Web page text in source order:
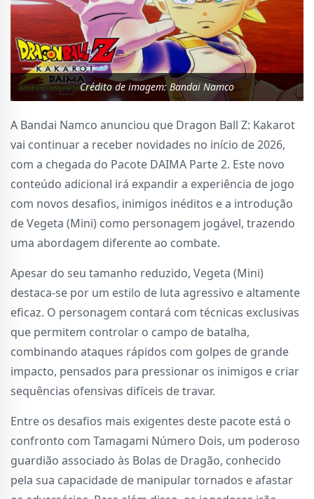
Crédito de imagem: Bandai Namco
A Bandai Namco anunciou que Dragon Ball Z: Kakarot
vai continuar a receber novidades no início de 2026,
com a chegada do Pacote DAIMA Parte 2. Este novo
conteúdo adicional irá expandir a experiência de jogo
com novos desafios, inimigos inéditos e a introdução
de Vegeta (Mini) como personagem jogável, trazendo
uma abordagem diferente ao combate.
Apesar do seu tamanho reduzido, Vegeta (Mini)
destaca-se por um estilo de luta agressivo e altamente
eficaz. O personagem contará com técnicas exclusivas
que permitem controlar o campo de batalha,
combinando ataques rápidos com golpes de grande
impacto, pensados para pressionar os inimigos e criar
sequências ofensivas difíceis de travar.
Entre os desafios mais exigentes deste pacote está o
confronto com Tamagami Número Dois, um poderoso
guardião associado às Bolas de Dragão, conhecido
pela sua capacidade de manipular tornados e afastar